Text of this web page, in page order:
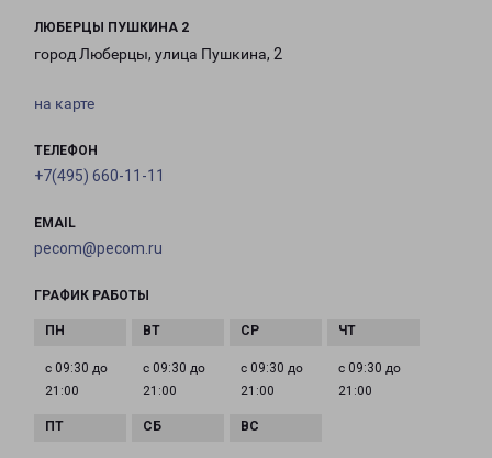
ЛЮБЕРЦЫ ПУШКИНА 2
город Люберцы, улица Пушкина, 2
на карте
ТЕЛЕФОН
+7(495) 660-11-11
EMAIL
pecom@pecom.ru
ГРАФИК РАБОТЫ
с 09:30 до
21:00
с 09:30 до
21:00
с 09:30 до
21:00
с 09:30 до
21:00